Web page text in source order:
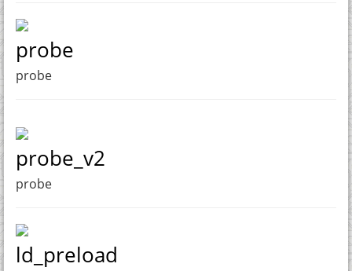
probe
probe
probe_v2
probe
ld_preload